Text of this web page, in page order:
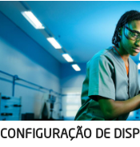
CONFIGURAÇÃO DE